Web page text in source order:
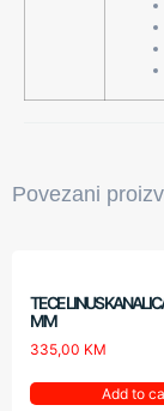
Povezani
TECE LINUS
MM
335,00 KM
Add to